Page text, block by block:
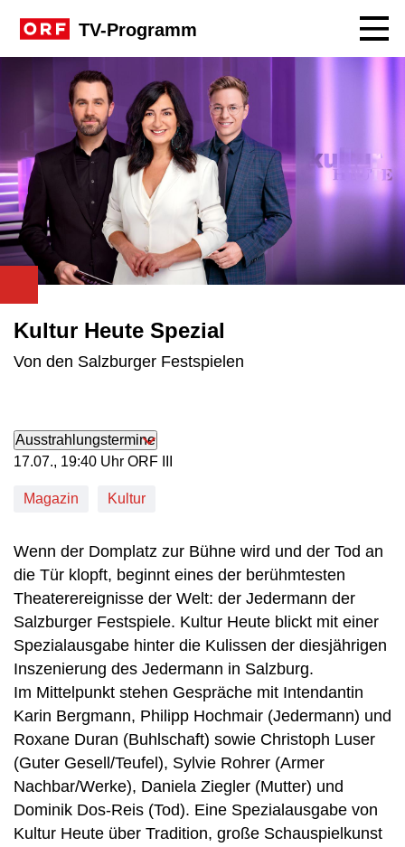
TV-Programm
Kultur Heute Spezial
Von den Salzburger Festspielen
Ausstrahlungstermine
17. Juli, 19:40 Uhr in ORF III
17.07., 19:40 Uhr ORF III
Magazin Kultur
Wenn der Domplatz zur Bühne wird und der Tod an
die Tür klopft, beginnt eines der berühmtesten
Theaterereignisse der Welt: der Jedermann der
Salzburger Festspiele. Kultur Heute blickt mit einer
Spezialausgabe hinter die Kulissen der diesjährigen
Inszenierung des Jedermann in Salzburg.
Im Mittelpunkt stehen Gespräche mit Intendantin
Karin Bergmann, Philipp Hochmair (Jedermann) und
Roxane Duran (Buhlschaft) sowie Christoph Luser
(Guter Gesell/Teufel), Sylvie Rohrer (Armer
Nachbar/Werke), Daniela Ziegler (Mutter) und
Dominik Dos-Reis (Tod). Eine Spezialausgabe von
Kultur Heute über Tradition, große Schauspielkunst